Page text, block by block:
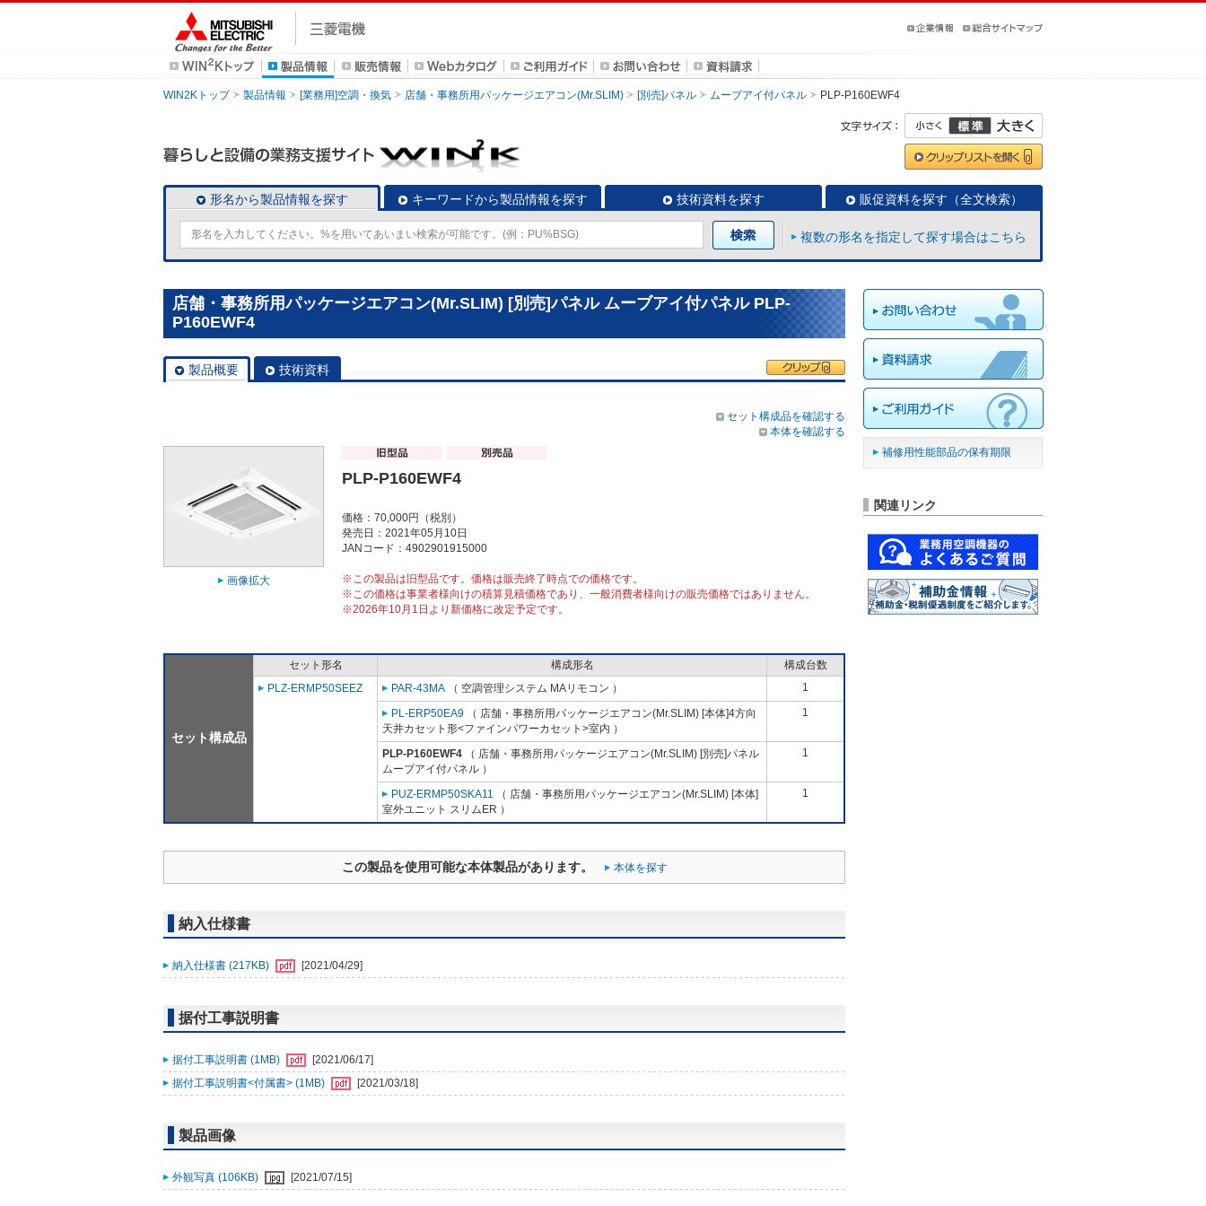
WIN2Kトップ 製品情報 [業務用]空調・換気 店舗・事務所用パッケージエアコン(Mr.SLIM) [別売]パネル ムーブアイ付パネル PLP-P160EWF4
形名から製品情報を探す キーワードから製品情報を探す 技術資料を探す 販促資料を探す（全文検索）
複数の形名を指定して探す場合はこちら
店舗・事務所用パッケージエアコン(Mr.SLIM) [別売]パネル ムーブアイ付パネル PLP-
P160EWF4
製品概要 技術資料
セット構成品を確認する
本体を確認する
画像拡大
PLP-P160EWF4
価格：70,000円（税別）
発売日：2021年05月10日
JANコード：4902901915000
※この製品は旧型品です。価格は販売終了時点での価格です。
※この価格は事業者様向けの積算見積価格であり、一般消費者様向けの販売価格ではありません。
※2026年10月1日より新価格に改定予定です。
セット構成品
セット形名 構成形名
構成台数
PLZ-ERMP50SEEZ
PAR-43MA （ 空調管理システム MAリモコン ） 1
PL-ERP50EA9 （ 店舗・事務所用パッケージエアコン(Mr.SLIM) [本体]4方向
天井カセット形<ファインパワーカセット>室内 ）
1
PLP-P160EWF4 （ 店舗・事務所用パッケージエアコン(Mr.SLIM) [別売]パネル
ムーブアイ付パネル ）
1
PUZ-ERMP50SKA11 （ 店舗・事務所用パッケージエアコン(Mr.SLIM) [本体]
室外ユニット スリムER ）
1
この製品を使用可能な本体製品があります。 本体を探す
納入仕様書
納入仕様書 (217KB) [2021/04/29]
据付工事説明書
据付工事説明書 (1MB)
[2021/06/17]
据付工事説明書<付属書> (1MB)
[2021/03/18]
製品画像
外観写真 (106KB) [2021/07/15]
補修用性能部品の保有期限
関連リンク